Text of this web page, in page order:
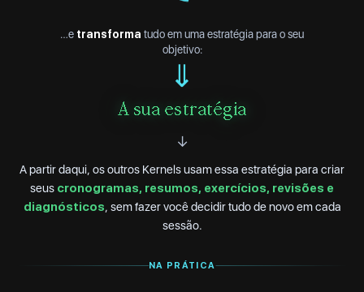
…e transforma tudo em uma estratégia para o seu
objetivo:
⇓
A sua estratégia
↓
A partir daqui, os outros Kernels usam essa estratégia para criar
seus cronogramas, resumos, exercícios, revisões e
diagnósticos, sem fazer você decidir tudo de novo em cada
sessão.
NA PRÁTICA